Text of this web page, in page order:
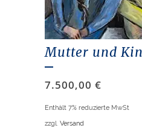
Mutter und
7.500,00 €
Enthält 7% reduzierte MwSt
zzgl. Versand